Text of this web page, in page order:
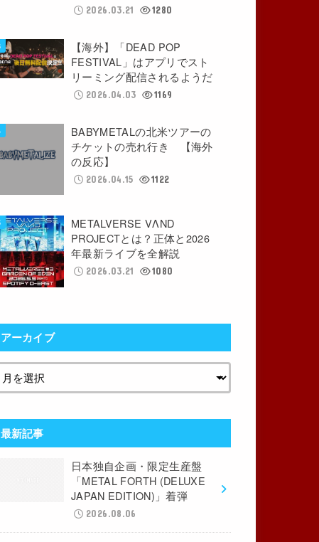
2026.03.21 1280
【海外】「DEAD POP
FESTIVAL」はアプリでスト
リーミング配信されるようだ
2026.04.03 1169
BABYMETALの北米ツアーの
チケットの売れ行き 【海外
の反応】
2026.04.15 1122
METALVERSE VΛND
PROJECTとは？正体と2026
年最新ライブを全解説
2026.03.21 1080
アーカイブ
最新記事
日本独自企画・限定生産盤
「METAL FORTH (DELUXE
JAPAN EDITION)」着弾
2026.08.06